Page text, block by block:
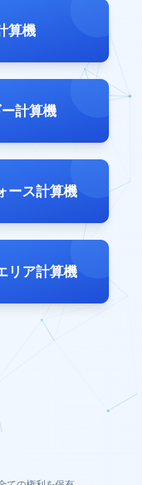
算機
計算機
ース計算機
リア計算機